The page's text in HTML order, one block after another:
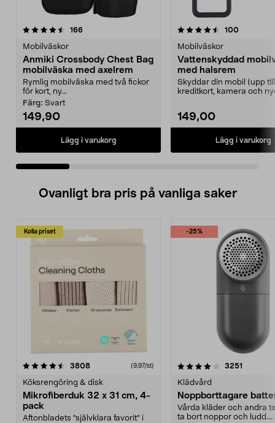
166recensioner
Mobilväskor
Anmiki Crossbody Chest Bag
mobilväska med axelrem
Rymlig mobilväska med två fickor
för kort, ny...
Färg: Svart
149,90
Lägg i varukorg
4.5 av 5 stjärnor 100
Mobilväskor
Vattenskyddad
med halsrem
Skyddar din mobil (upp
kreditkort, kamera och
149,00
Lägg i varukorg
4.5 av 5 stjärnor
Ovanligt bra pris på vanliga saker
Kolla priset
3808recensioner (9,97/st)
Köksrengöring & disk
Mikrofiberduk 32 x 31 cm, 4-
pack
Aftonbladets "självklara favorit” i
-25%
4.0av 5 stjärnor 3251
Klädvård
Noppborttagare
Vårda kläder och andra
ta bort noppor och ludd.
4.5av 5 stjärnor